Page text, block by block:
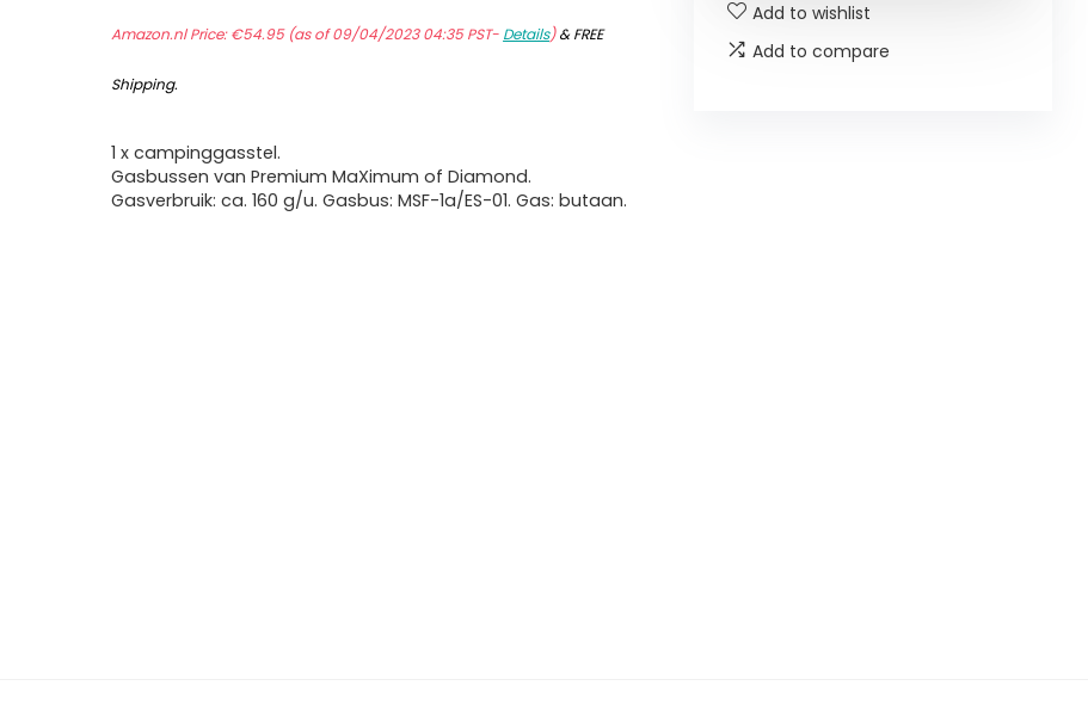
Amazon.nl Price:€54.95(as of 09/04/2023 04:35 PST- Details)&FREE
Shipping.
1 x campinggasstel.
Gasbussen van Premium MaXimum of Diamond.
Gasverbruik: ca. 160 g/u. Gasbus: MSF-1a/ES-01. Gas: butaan.
Add to wishlist
Add to compare